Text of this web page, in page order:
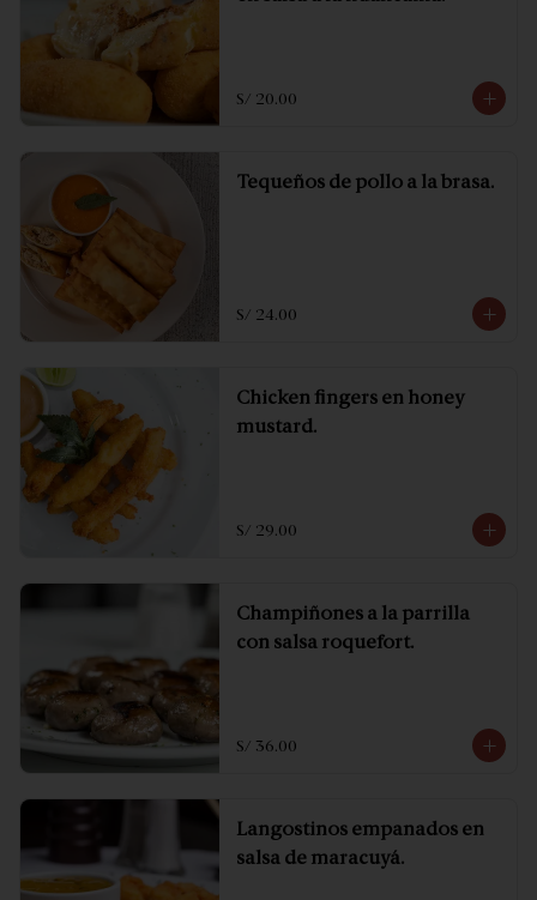
S/ 20.00
Tequeños de pollo a la brasa.
S/ 24.00
Chicken fingers en honey
mustard.
S/ 29.00
Champiñones a la parrilla
con salsa roquefort.
S/ 36.00
Langostinos empanados en
salsa de maracuyá.